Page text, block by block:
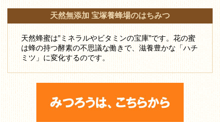
天然無添加 宝塚養蜂場のはちみつ
天然蜂蜜は”ミネラルやビタミンの宝庫”です。花の蜜
は蜂の持つ酵素の不思議な働きで、滋養豊かな「ハチ
ミツ」に変化するのです。